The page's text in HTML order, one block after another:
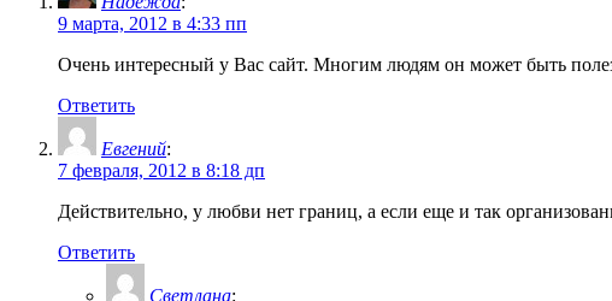
9 марта, 2012 в 4:33 пп
Очень интересный у Вас сайт. Многим людям он может быть
Ответить
Евгений:
7 февраля, 2012 в 8:18 дп
Действительно, у любви нет границ, а если еще и так
Ответить
Cветлана: